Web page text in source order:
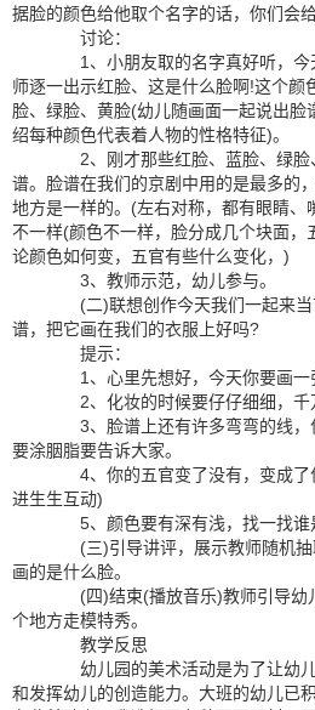
据脸的颜色给他取个名字的话，你们会
讨论：
1、小朋友取的名字真好听，今
师逐一出示红脸、这是什么脸啊!这个颜
脸、绿脸、黄脸(幼儿随画面一起说出
绍每种颜色代表着人物的性格特征)。
2、刚才那些红脸、蓝脸、绿脸
谱。脸谱在我们的京剧中用的是最多的
地方是一样的。(左右对称，都有眼睛、
不一样(颜色不一样，脸分成几个块面，
论颜色如何变，五官有些什么变化，)
3、教师示范，幼儿参与。
(二)联想创作今天我们一起来当
谱，把它画在我们的衣服上好吗?
提示：
1、心里先想好，今天你要画一
2、化妆的时候要仔仔细细，千
3、脸谱上还有许多弯弯的线，
要涂胭脂要告诉大家。
4、你的五官变了没有，变成了
进生生互动)
5、颜色要有深有浅，找一找谁
(三)引导讲评，展示教师随机抽
画的是什么脸。
(四)结束(播放音乐)教师引导幼
个地方走模特秀。
教学反思
幼儿园的美术活动是为了让幼儿
和发挥幼儿的创造能力。大班的幼儿已